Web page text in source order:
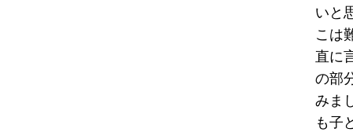
いと
こは
直に
の部
みま
も子